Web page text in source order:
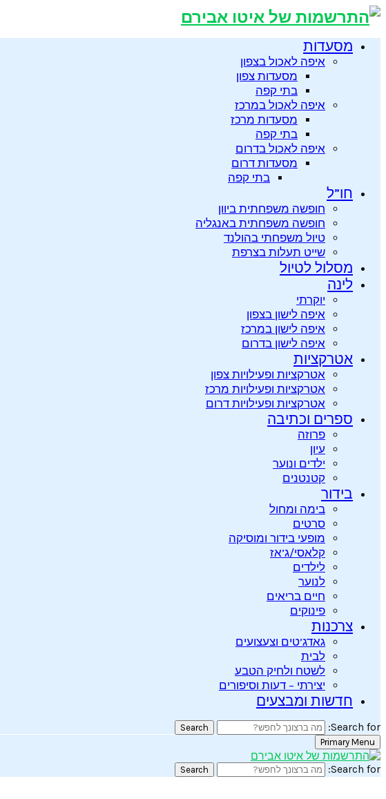
מסעדות
איפה לאכול בצפון
מסעדות צפון
בתי קפה
איפה לאכול במרכז
מסעדות מרכז
בתי קפה
איפה לאכול בדרום
מסעדות דרום
בתי קפה
חו”ל
חופשה משפחתית ביוון
חופשה משפחתית באנגליה
טיול משפחתי בהולנד
שייט תעלות בצרפת
מסלול לטיול
לינה
יוקרתי
איפה לישון בצפון
איפה לישון במרכז
איפה לישון בדרום
אטרקציות
אטרקציות ופעילויות צפון
אטרקציות ופעילויות מרכז
אטרקציות ופעילויות דרום
ספרים וכתיבה
פרוזה
עיון
ילדים ונוער
קטנטנים
בידור
בימה ומחול
סרטים
מופעי בידור ומוסיקה
קלאסי/ג’אז
לילדים
לנוער
חיים בריאים
פינוקים
צרכנות
גאדג’טים וצעצועים
לבית
לשטח ולחיק הטבע
יצירתי – דעות וסיפורים
חדשות ומבצעים
Search for:
Search
Primary Menu
Search for:
Search